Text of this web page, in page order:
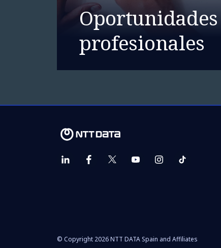
Oportunidades
profesionales
© Copyright 2026 NTT DATA Spain and Affiliates